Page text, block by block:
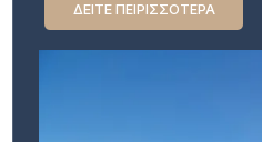
ΔΕΊΤΕ ΠΕΙΡΙΣΣΌΤΕΡΑ